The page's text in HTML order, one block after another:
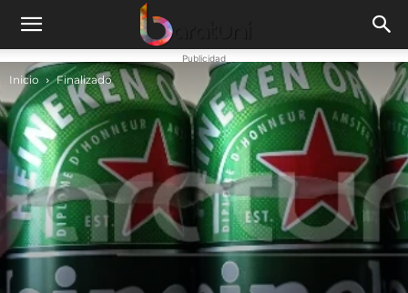
Publicidad
Inicio Finalizado